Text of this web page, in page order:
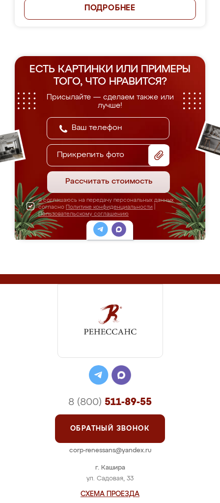
ПОДРОБНЕЕ
ЕСТЬ КАРТИНКИ ИЛИ ПРИМЕРЫ
ТОГО, ЧТО НРАВИТСЯ?
Присылайте — сделаем также или
лучше!
Прикрепить фото
Рассчитать стоимость
Я соглашаюсь на передачу персональных данных
согласно Политике конфиденциальности
Пользовательскому соглашению
г. Кашира
ул. Садовая, 33
СХЕМА ПРОЕЗДА
8 (800) 511-89-55
ОБРАТНЫЙ ЗВОНОК
corp-renessans@yandex.ru